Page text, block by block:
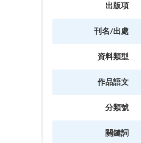
出版項
刊名/出處
資料類型
作品語文
分類號
關鍵詞